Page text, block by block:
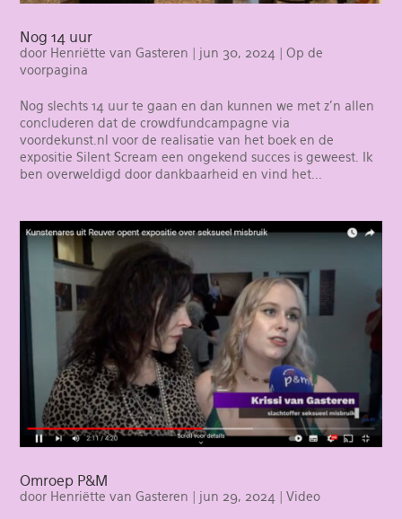
Nog 14 uur
door Henriëtte van Gasteren jun 30, 2024 |Op de
voorpagina
Nog slechts 14 uur te gaan en dan kunnen we met z’n allen
concluderen dat de crowdfundcampagne via
voordekunst.nl voor de realisatie van het boek en de
expositie Silent Scream een ongekend succes is geweest. Ik
ben overweldigd door dankbaarheid en vind het...
Omroep P&M
door Henriëtte van Gasteren jun 29, 2024 |Video